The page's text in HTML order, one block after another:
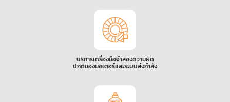
บริการเครื่องมือจำลองความผิด
ปกติของมอเตอร์และระบบส่งกำลัง